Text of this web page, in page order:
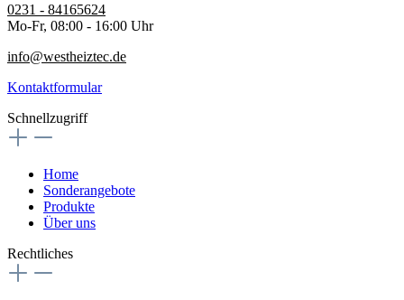
0231 - 84165624
Mo-Fr, 08:00 - 16:00 Uhr
info@westheiztec.de
Kontaktformular
Schnellzugriff
Home
Sonderangebote
Produkte
Über uns
Rechtliches